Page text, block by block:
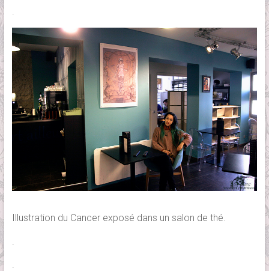
Illustration du Cancer exposé dans un salon de thé.
.
.